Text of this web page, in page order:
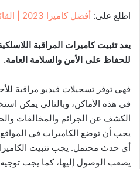
اطلع على: أفضل كاميرا 2023 | القائمة الكاملة المحدثة باستمرار
يعد تثبيت كاميرات المراقبة
للحفاظ على الأمن والسلامة العامة.
فهي توفر تسجيلات فيديو مراقبة
في هذه الأماكن، وبالتالي يمكن
الكشف عن الجرائم والمخالفات
يجب أن توضع الكاميرات في
أي حدث محتمل. يجب تثبيت
يصعب الوصول إليها، كما يجب توجيه